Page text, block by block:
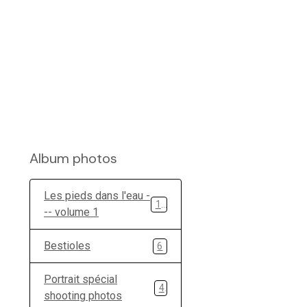
Album photos
Les pieds dans l'eau -
-- volume 1
Bestioles 6
Portrait spécial
shooting photos
4